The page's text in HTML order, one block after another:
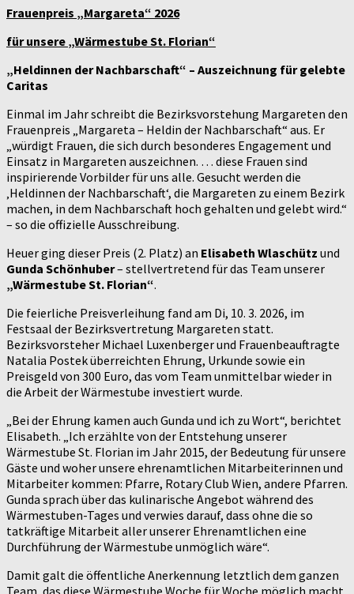
Frauenpreis „Margareta“ 2026
für unsere „Wärmestube St. Florian“
„Heldinnen der Nachbarschaft“ – Auszeichnung für gelebte
Caritas
Einmal im Jahr schreibt die Bezirksvorstehung Margareten den
Frauenpreis „Margareta – Heldin der Nachbarschaft“ aus. Er
„würdigt Frauen, die sich durch besonderes Engagement und
Einsatz in Margareten auszeichnen. … diese Frauen sind
inspirierende Vorbilder für uns alle. Gesucht werden die
‚Heldinnen der Nachbarschaft‘, die Margareten zu einem Bezirk
machen, in dem Nachbarschaft hoch gehalten und gelebt wird.“
– so die offizielle Ausschreibung.
Heuer ging dieser Preis (2. Platz) an Elisabeth Wlaschütz und
Gunda Schönhuber– stellvertretend für das Team unserer
„Wärmestube St. Florian“.
Die feierliche Preisverleihung fand am Di, 10. 3. 2026, im
Festsaal der Bezirksvertretung Margareten statt.
Bezirksvorsteher Michael Luxenberger und Frauenbeauftragte
Natalia Postek überreichten Ehrung, Urkunde sowie ein
Preisgeld von 300 Euro, das vom Team unmittelbar wieder in
die Arbeit der Wärmestube investiert wurde.
„Bei der Ehrung kamen auch Gunda und ich zu Wort“, berichtet
Elisabeth. „Ich erzählte von der Entstehung unserer
Wärmestube St. Florian im Jahr 2015, der Bedeutung für unsere
Gäste und woher unsere ehrenamtlichen Mitarbeiterinnen und
Mitarbeiter kommen: Pfarre, Rotary Club Wien, andere Pfarren.
Gunda sprach über das kulinarische Angebot während des
Wärmestuben-Tages und verwies darauf, dass ohne die so
tatkräftige Mitarbeit aller unserer Ehrenamtlichen eine
Durchführung der Wärmestube unmöglich wäre“.
Damit galt die öffentliche Anerkennung letztlich dem ganzen
Team, das diese Wärmestube Woche für Woche möglich macht.